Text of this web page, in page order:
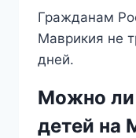
Гражданам
Маврикия не
дней.
Можно ли
детей на